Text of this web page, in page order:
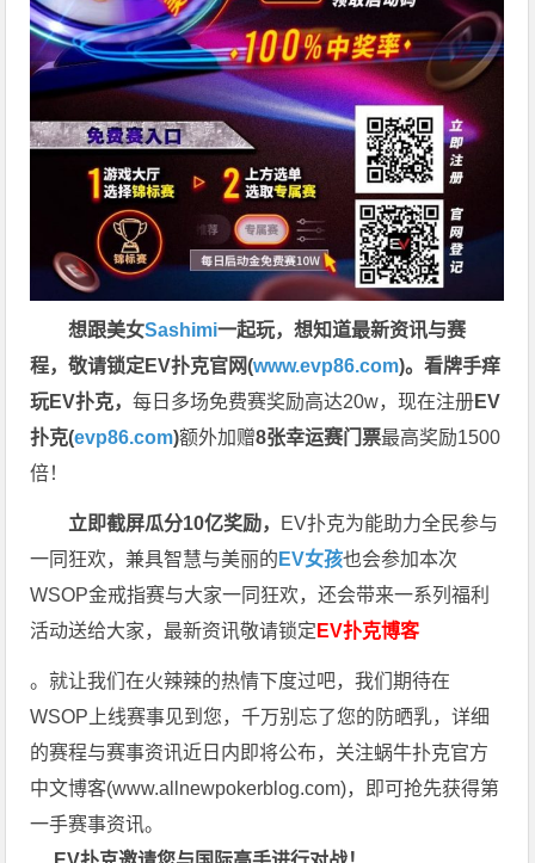
想跟美女Sashimi一起玩，想知道最新资讯与赛
程，敬请锁定EV扑克官网(www.evp86.com)。看牌手痒
玩EV扑克，每日多场免费赛奖励高达20w，现在注册EV
扑克(evp86.com)额外加赠8张幸运赛门票最高奖励1500
倍！
立即截屏瓜分10亿奖励， EV扑克为能助力全民参与
一同狂欢，兼具智慧与美丽的 EV女孩也会参加本次
WSOP金戒指赛与大家一同狂欢，还会带来一系列福利
活动送给大家，最新资讯敬请锁定 EV扑克博客
。就让我们在火辣辣的热情下度过吧，我们期待在
WSOP上线赛事见到您，千万别忘了您的防晒乳，详细
的赛程与赛事资讯近日内即将公布，关注蜗牛扑克官方
中文博客(www.allnewpokerblog.com)，即可抢先获得第
一手赛事资讯。